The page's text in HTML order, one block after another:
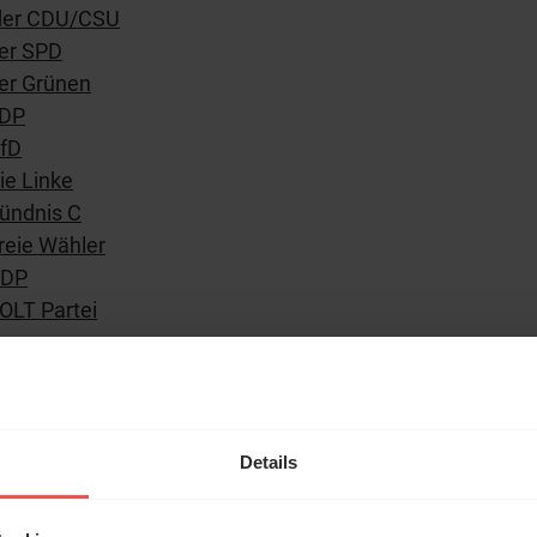
Details
CDU/CSU
SPD
Grünen
Linke
C
Wähler
Partei
Berichterstattung intensiv mit den Inhalten
unsere Hörerinnen
mit Gott ...